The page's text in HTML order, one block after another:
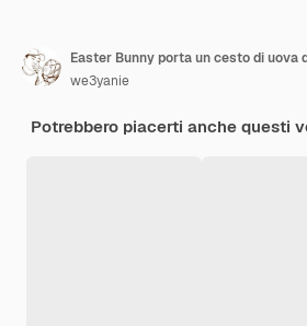
we3yanie
Potrebbero piacerti anche questi